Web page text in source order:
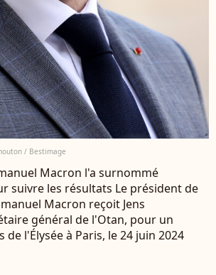
/ Bestimage
Macron l'a surnommé
suivre les résultats Le président de
Macron reçoit Jens
général de l'Otan, pour un
l'Élysée à Paris, le 24 juin 2024